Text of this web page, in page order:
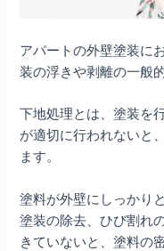
アパートの外壁塗装に
装の浮きや剥離の一般
下地処理とは、塗装を
が適切に行われないと
ます。
塗料が外壁にしっかり
塗装の除去、ひび割れ
きていないと、塗料の